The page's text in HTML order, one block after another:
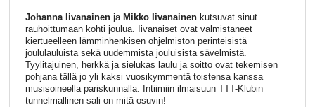
Johanna Iivanainenja Mikko Iivanainenkutsuvat sinut
rauhoittumaan kohti joulua. Iivanaiset ovat valmistaneet
kiertueelleen lämminhenkisen ohjelmiston perinteisistä
joululauluista sekä uudemmista jouluisista sävelmistä.
Tyylitajuinen, herkkä ja sielukas laulu ja soitto ovat tekemisen
pohjana tällä jo yli kaksi vuosikymmentä toistensa kanssa
musisoineella pariskunnalla. Intiimiin ilmaisuun TTT-Klubin
tunnelmallinen sali on mitä osuvin!